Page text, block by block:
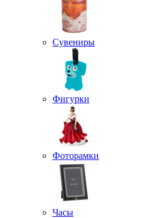
Сувениры
Фигурки
Фоторамки
Часы